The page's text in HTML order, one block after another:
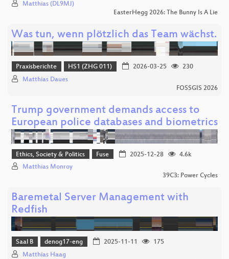
Matthias (DL9MJ)
EasterHegg 2026: The Bunny Is A Lie
Was tun, wenn plötzlich das Team wächst.
Praxisberichte HS1 (ZHG 011) 2026-03-25
230
Matthias Daues
FOSSGIS 2026
Trump government demands access to
European police databases and biometrics
Ethics, Society & Politics Fuse 2025-12-28
4.6k
Matthias Monroy
39C3: Power Cycles
Baremetal Server Management with
Redfish
Saal B denog17-eng 2025-11-11
175
Matthias Haag